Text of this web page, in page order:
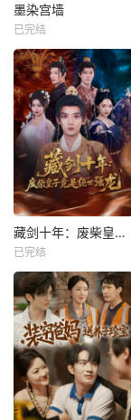
墨染宫墙
已完结
藏剑十年：废柴皇子竟是绝世强龙
已完结